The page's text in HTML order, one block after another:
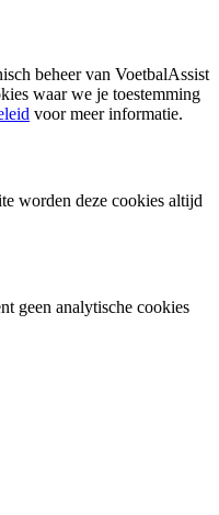
beheer van VoetbalAssist
waar we je toestemming
voor meer informatie.
worden deze cookies altijd
geen analytische cookies